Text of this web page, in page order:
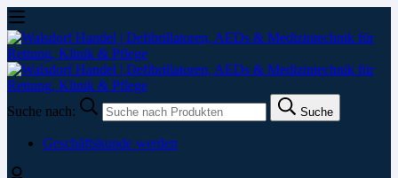
Suche nach: Suche
Geschäftskunde werden